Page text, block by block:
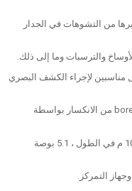
من التشوهات في الجدار
والترسبات وما إلى ذلك.
لإجراء الكشف البصري
الاحتياطات: منع أنبوب إدخال منظار borescope من الانكسار بواسطة
المنظار الموصى به: 6.0 مم في القطر ، 2-10 م في الطول ، 5.1 بوصة
التمركز.